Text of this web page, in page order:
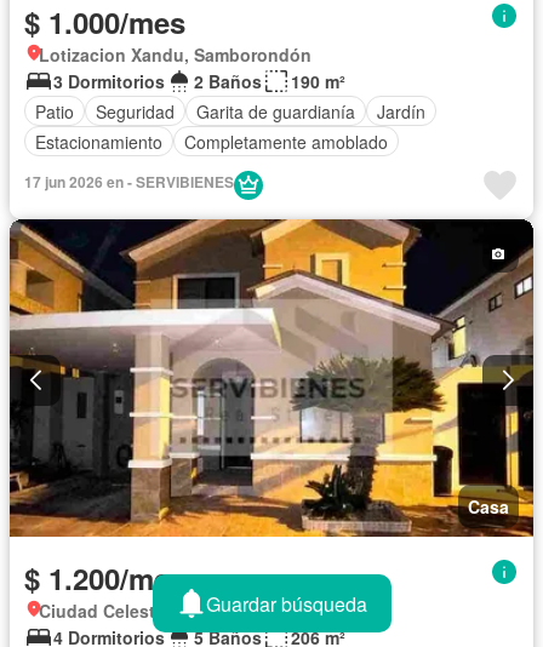
$ 1.000/mes
Lotizacion Xandu, Samborondón
3 Dormitorios
2 Baños
190 m²
Patio
Seguridad Garita de guardianía
Jardín
Estacionamiento
Completamente amoblado
17 jun 2026 en - SERVIBIENES
Casa
$ 1.200/mes
Ciudad Celeste, Samborondon
4 Dormitorios
5 Baños 206 m²
Guardar búsqueda